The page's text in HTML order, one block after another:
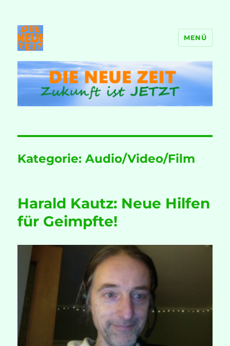
DIE NEUE ZEIT
MENÜ
Kategorie:Audio/Video/Film
Harald Kautz: Neue Hilfen
für Geimpfte!